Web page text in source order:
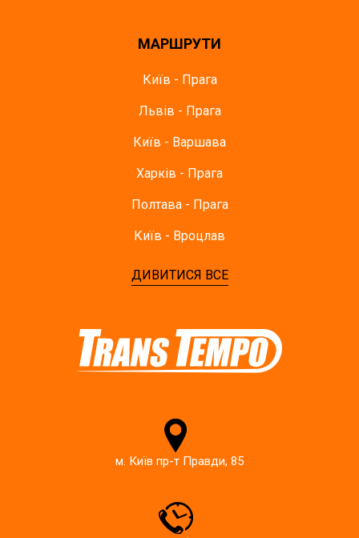
МАРШРУТИ
Київ - Прага
Львів - Прага
Київ - Варшава
Харків - Прага
Полтава - Прага
Київ - Вроцлав
ДИВИТИСЯ ВСЕ
м. Київ пр-т Правди, 85